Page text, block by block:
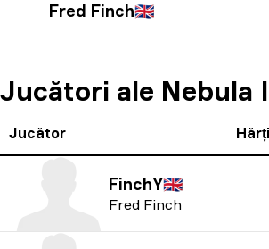
Fred Finch🇬🇧
Jucători ale Nebula
Jucător
FinchY🇬🇧
Fred Finch